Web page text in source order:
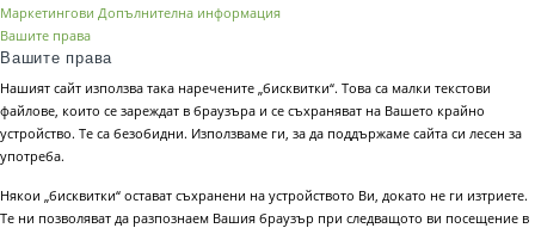
Маркетингови Допълнителна информация
Вашите права
Вашите права
Нашият сайт използва така наречените „бисквитки“. Това са малки текстови
файлове, които се зареждат в браузъра и се съхраняват на Вашето крайно
устройство. Те са безобидни. Използваме ги, за да поддържаме сайта си лесен за
употреба.
Някои „бисквитки“ остават съхранени на устройството Ви, докато не ги изтриете.
Те ни позволяват да разпознаем Вашия браузър при следващото ви посещение в